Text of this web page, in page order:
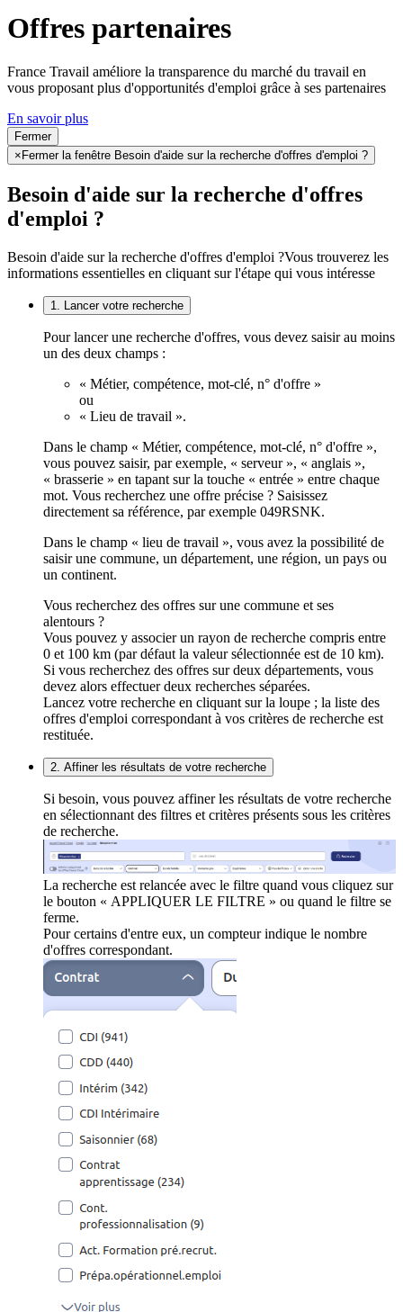
Offres partenaires
France Travail améliore la transparence du marché du travail en
vous proposant plus d'opportunités d'emploi grâce à ses partenaires
En savoir plus
Fermer
× Fermer la fenêtre Besoin d'aide sur la recherche d'offres d'emploi ?
Besoin d'aide sur la recherche d'offres
d'emploi ?
Besoin d'aide sur la recherche d'offres d'emploi ?Vous trouverez les
informations essentielles en cliquant sur l'étape qui vous intéresse
1. Lancer votre recherche
Pour lancer une recherche d'offres, vous devez saisir au moins
un des deux champs :
« Métier, compétence, mot-clé, n° d'offre »
ou
« Lieu de travail ».
Dans le champ « Métier, compétence, mot-clé, n° d'offre »,
vous pouvez saisir, par exemple, « serveur », « anglais »,
« brasserie » en tapant sur la touche « entrée » entre chaque
mot. Vous recherchez une offre précise ? Saisissez
directement sa référence, par exemple 049RSNK.
Dans le champ « lieu de travail », vous avez la possibilité de
saisir une commune, un département, une région, un pays ou
un continent.
Vous recherchez des offres sur une commune et ses
alentours ?
Vous pouvez y associer un rayon de recherche compris entre
0 et 100 km (par défaut la valeur sélectionnée est de 10 km).
Si vous recherchez des offres sur deux départements, vous
devez alors effectuer deux recherches séparées.
Lancez votre recherche en cliquant sur la loupe ; la liste des
offres d'emploi correspondant à vos critères de recherche est
restituée.
2. Affiner les résultats de votre recherche
Si besoin, vous pouvez affiner les résultats de votre recherche
en sélectionnant des filtres et critères présents sous les critères
de recherche.
La recherche est relancée avec le filtre quand vous cliquez sur
le bouton « APPLIQUER LE FILTRE » ou quand le filtre se
ferme.
Pour certains d'entre eux, un compteur indique le nombre
d'offres correspondant.